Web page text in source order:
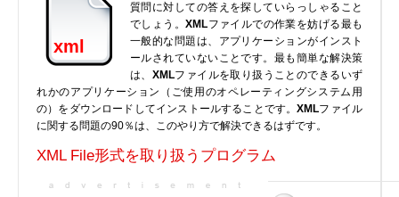
データベースファイル
ディスクイメージファイル
暗号化されたファイル
実行ファイル
xml
質問に対しての答えを探していらっしゃること
でしょう。XMLファイルでの作業を妨げる最も
一般的な問題は、アプリケーションがインスト
ールされていないことです。最も簡単な解決策
は、 XMLファイルを取り扱うことのできるいず
れかのアプリケーション（ご使用のオペレーティングシステム用
の）をダウンロードしてインストールすることです。XMLファイル
に関する問題の90％は、このやり方で解決できるはずです。
XML File形式を取り扱うプログラム